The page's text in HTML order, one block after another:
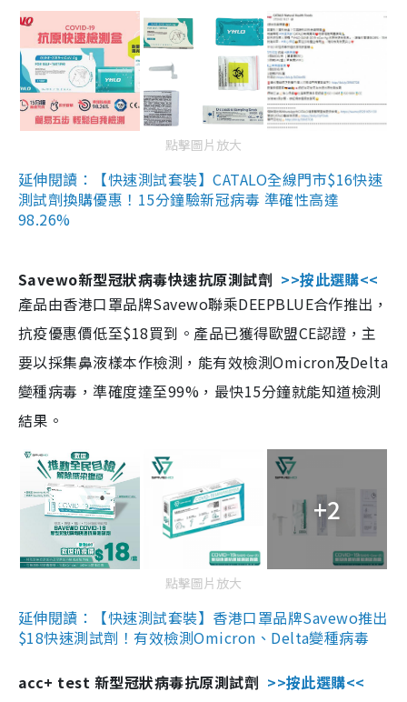
點擊圖片放大
延伸閱讀：【快速測試套裝】CATALO全線門市$16快速
測試劑換購優惠！15分鐘驗新冠病毒 準確性高達
98.26%
Savewo新型冠狀病毒快速抗原測試劑 >>按此選購<<
產品由香港口罩品牌Savewo聯乘DEEPBLUE合作推出，
抗疫優惠價低至$18買到。產品已獲得歐盟CE認證，主
要以採集鼻液樣本作檢測，能有效檢測Omicron及Delta
變種病毒，準確度達至99%，最快15分鐘就能知道檢測
結果。
+2
點擊圖片放大
延伸閱讀：【快速測試套裝】香港口罩品牌Savewo推出
$18快速測試劑！有效檢測Omicron、Delta變種病毒
acc+ test 新型冠狀病毒抗原測試劑 >>按此選購<<